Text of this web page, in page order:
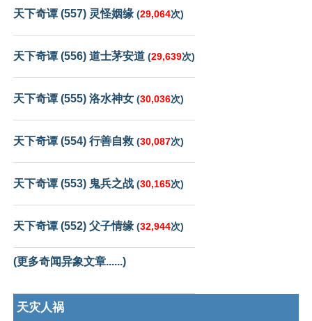
天下奇谭 (557) 灵怪姻缘 (29,064次)
天下奇谭 (556) 道士茅安道 (29,639次)
天下奇谭 (555) 洛水神女 (30,036次)
天下奇谭 (554) 行善自救 (30,087次)
天下奇谭 (553) 鬼兵之战 (30,165次)
天下奇谭 (552) 父子情缘 (32,944次)
(更多奇闻异象文章......)
天灾人祸